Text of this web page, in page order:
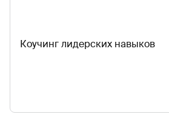
Коучинг лидерских навыков